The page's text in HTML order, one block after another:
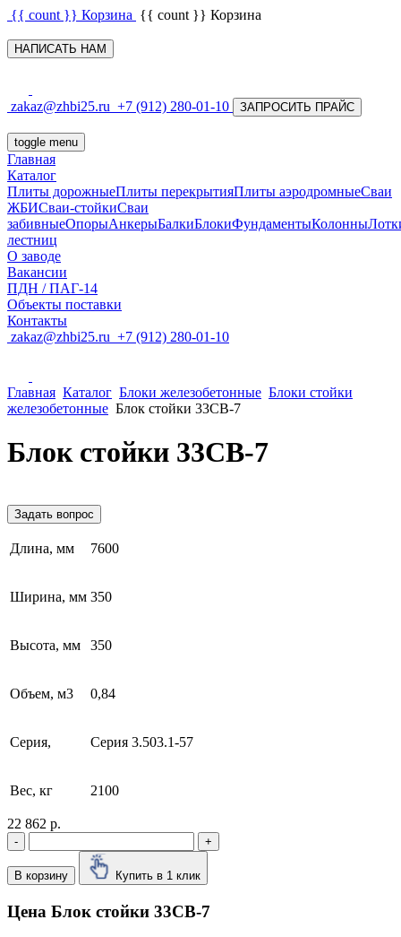
{{ count }} Корзина {{ count }} Корзина
НАПИСАТЬ НАМ
zakaz@zhbi25.ru +7 (912) 280-01-10 ЗАПРОСИТЬ ПРАЙС
toggle menu
Главная
Каталог
Плиты дорожныеПлиты перекрытияПлиты аэродромныеСваи
ЖБИСваи-стойкиСваи
забивныеОпорыАнкерыБалкиБлокиФундаментыКолонны
лестниц
О заводе
Вакансии
ПДН / ПАГ-14
Объекты поставки
Контакты
zakaz@zhbi25.ru +7 (912) 280-01-10
Главная Каталог Блоки железобетонные Блоки стойки
железобетонные Блок стойки 33СВ-7
Блок стойки 33СВ-7
Задать вопрос
Длина, мм 7600
Ширина, мм 350
Высота, мм 350
Объем, м3 0,84
Серия, Серия 3.503.1-57
Вес, кг 2100
22 862 р.
- +
В корзину Купить в 1 клик
Цена Блок стойки 33СВ-7